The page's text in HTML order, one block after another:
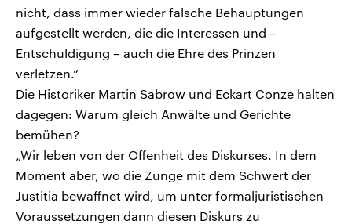
nicht, dass immer wieder falsche Behauptungen
aufgestellt werden, die die Interessen und –
Entschuldigung – auch die Ehre des Prinzen
verletzen.“
Die Historiker Martin Sabrow und Eckart Conze halten
dagegen: Warum gleich Anwälte und Gerichte
bemühen?
„Wir leben von der Offenheit des Diskurses. In dem
Moment aber, wo die Zunge mit dem Schwert der
Justitia bewaffnet wird, um unter formaljuristischen
Voraussetzungen dann diesen Diskurs zu